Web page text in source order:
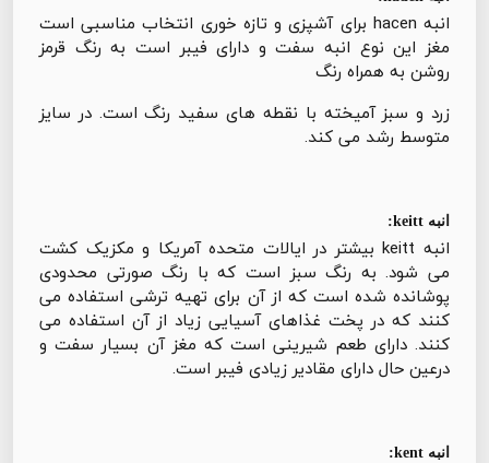
انبه hacen برای آشپزی و تازه خوری انتخاب مناسبی است
مغز این نوع انبه سفت و دارای فیبر است به رنگ قرمز
روشن به همراه رنگ
زرد و سبز آمیخته با نقطه های سفید رنگ است. در سایز
متوسط رشد می کند.
انبه keitt:
انبه keitt بیشتر در ایالات متحده آمریکا و مکزیک کشت
می شود. به رنگ سبز است که با رنگ صورتی محدودی
پوشانده شده است که از آن برای تهیه ترشی استفاده می
کنند که در پخت غذاهای آسیایی زیاد از آن استفاده می
کنند. دارای طعم شیرینی است که مغز آن بسیار سفت و
درعین حال دارای مقادیر زیادی فیبر است.
انبه kent: